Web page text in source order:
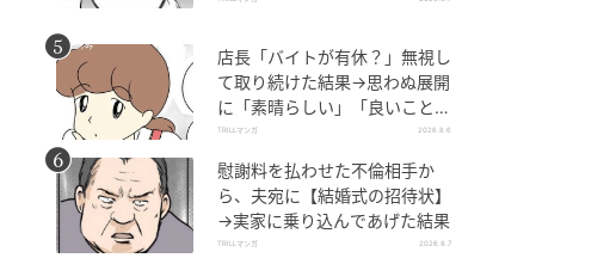
店長「バイトが有休？」無視し
て取り続けた結果→思わぬ展開
に「素晴らしい」「良いことし
ましたね」
TRILLマンガ 2026.8.6
慰謝料を払わせた不倫相手か
ら、夫宛に【結婚式の招待状】
→実家に乗り込んであげた結果
TRILLマンガ 2026.8.7